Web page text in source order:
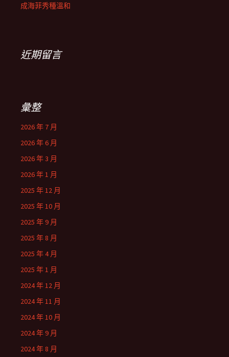
成海菲秀種溫和
近期留言
彙整
2026 年 7 月
2026 年 6 月
2026 年 3 月
2026 年 1 月
2025 年 12 月
2025 年 10 月
2025 年 9 月
2025 年 8 月
2025 年 4 月
2025 年 1 月
2024 年 12 月
2024 年 11 月
2024 年 10 月
2024 年 9 月
2024 年 8 月